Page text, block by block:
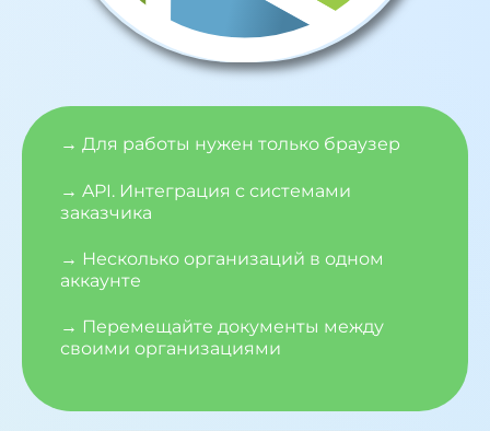
→ Для работы нужен только браузер
→ API. Интеграция с системами
заказчика
→ Несколько организаций в одном
аккаунте
→ Перемещайте документы между
своими организациями